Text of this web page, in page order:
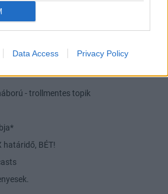
Data Access Privacy Policy
tulajok
- trollmentes topik
határidő, BÉT!